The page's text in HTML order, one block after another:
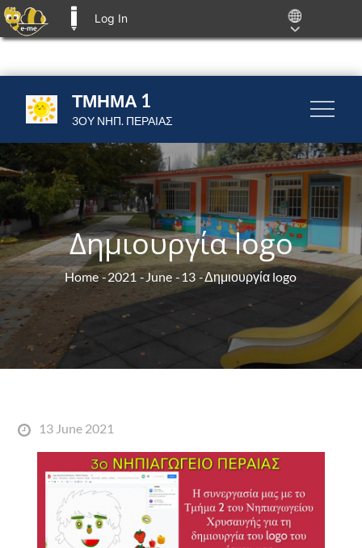
Log In
ΤΜΗΜΑ 1
3ΟΥ ΝΗΠ. ΠΕΡΑΙΑΣ
Δημιουργία logo
Home 2021 June 13 Δημιουργία logo
Posted13 June 2021